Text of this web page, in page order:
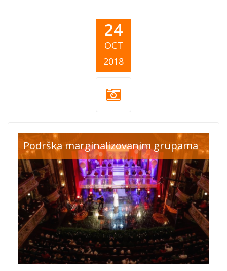
24
OCT
2018
red cross croatia
concert.jpg
Podrška marginalizovanim grupama